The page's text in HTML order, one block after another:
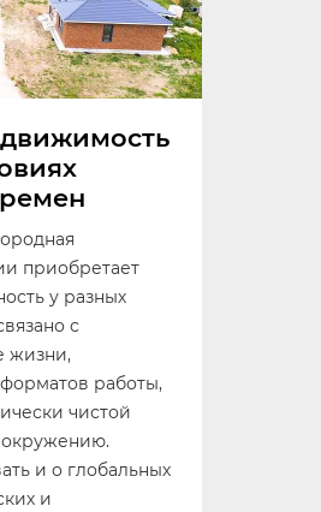
приобретает
у разных
с
жизни,
работы,
чистой
и о глобальных
и